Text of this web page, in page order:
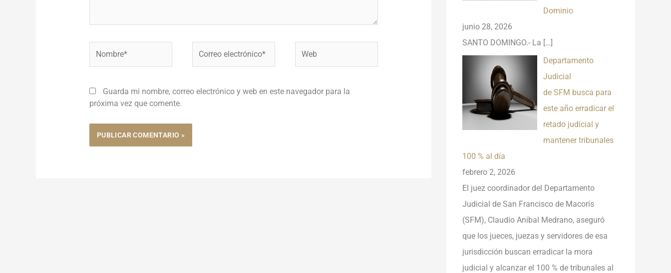
electrónico*
Guarda mi nombre, correo electrónico y web en este navegador para la
próxima vez que comente.
Dominio
junio 28, 2026
SANTO DOMINGO.- La […]
Departamento
Judicial
de SFM busca para
este año erradicar el
retado judicial y
mantener tribunales
100 % al día
febrero 2, 2026
El juez coordinador del Departamento
Judicial de San Francisco de Macorís
(SFM), Claudio Aníbal Medrano, aseguró
que los jueces, juezas y servidores de esa
jurisdicción buscan erradicar la mora
judicial y alcanzar el 100 % de tribunales al